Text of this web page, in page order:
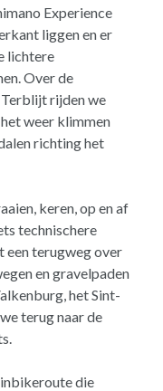
Experience
liggen en er
lichtere
Over de
rijden we
weer klimmen
richting het
keren, op en af
technischere
een terugweg over
en gravelpaden
het Sint-
terug naar de
die